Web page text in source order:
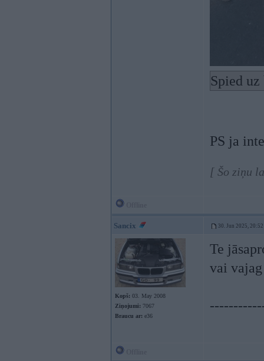
Spied
PS ja
[ Šo ziņu
Sancix 30. Jun 2025, 20:52
Kopš: 03. May 2008
Ziņojumi: 7067
Braucu ar: e36
Te
vai